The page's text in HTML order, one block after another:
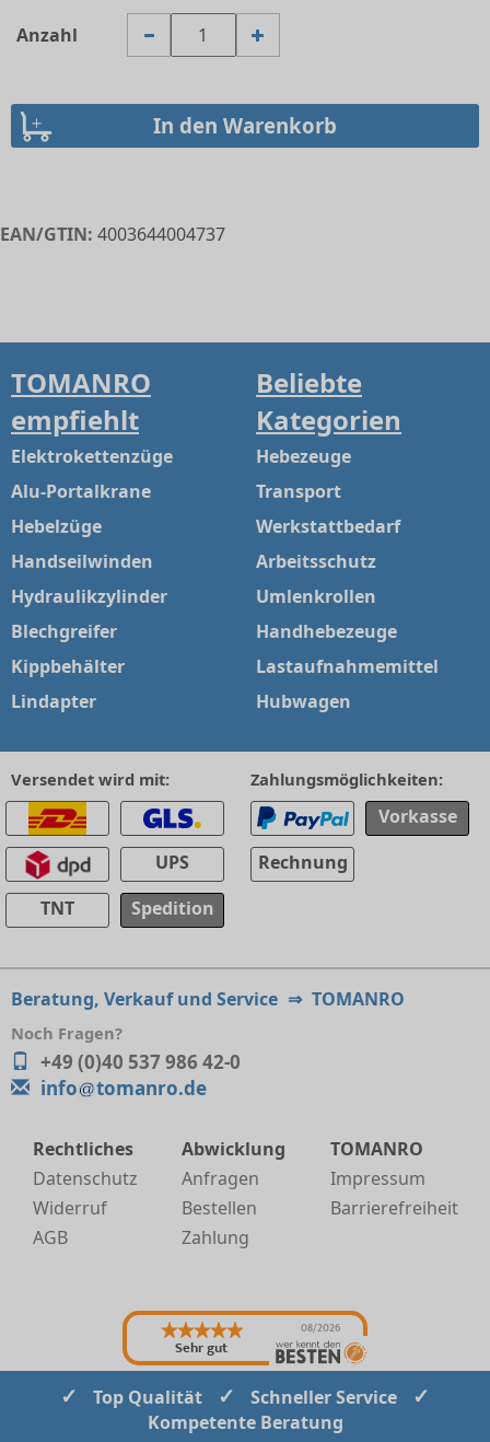
Anzahl
EAN/GTIN: 4003644004737
TOMANRO
empfiehlt
Elektrokettenzüge
Alu-Portalkrane
Hebelzüge
Handseilwinden
Hydraulikzylinder
Blechgreifer
Kippbehälter
Lindapter
Beliebte
Kategorien
Hebezeuge
Transport
Werkstattbedarf
Arbeitsschutz
Umlenkrollen
Handhebezeuge
Lastaufnahmemittel
Hubwagen
Versendet wird mit:
UPS
TNT
Spedition
Zahlungsmöglichkeiten:
Vorkasse
Rechnung
Beratung, Verkauf und Service ⇒ TOMANRO
Noch Fragen?
+49 (0)40 537 986 42-0
info
tomanro.de
Rechtliches
Datenschutz
Widerruf
AGB
Abwicklung
Anfragen
Bestellen
Zahlung
TOMANRO
Impressum
Barrierefreiheit
Sehr gut
08/2026
✓ Top Qualität ✓ Schneller Service ✓
Kompetente Beratung